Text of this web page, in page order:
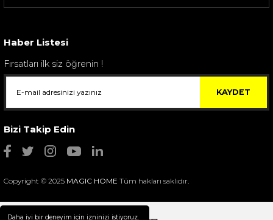
Daha iyi bir deneyim için izninizi istiyoruz.
Sarev Elfıda Flanel Nevresim Takımı Çift Kişili...
Haber Listesi
Fırsatları ilk siz öğrenin !
KAYDET
Bizi Takip Edin
Copyright © 2025 MAGIC HOME Tüm hakları saklıdır.